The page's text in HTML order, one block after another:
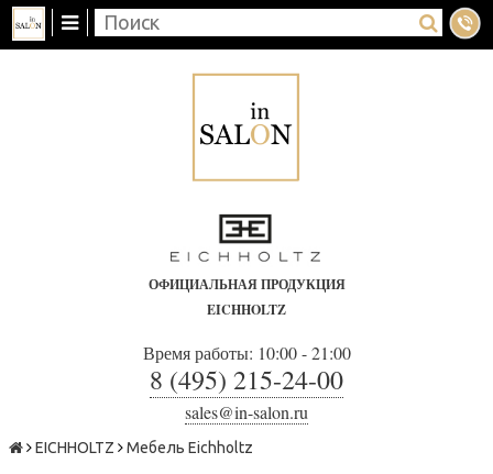
ОФИЦИАЛЬНАЯ ПРОДУКЦИЯ
EICHHOLTZ
Время работы: 10:00 - 21:00
8 (495) 215-24-00
sales@in-salon.ru
EICHHOLTZ Мебель Eichholtz